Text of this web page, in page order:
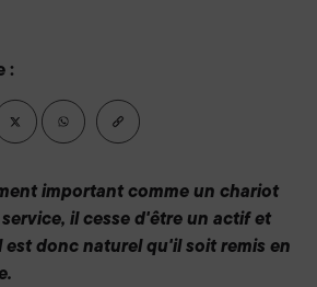
important comme un chariot
il cesse d'être un actif et
donc naturel qu'il soit remis en
: